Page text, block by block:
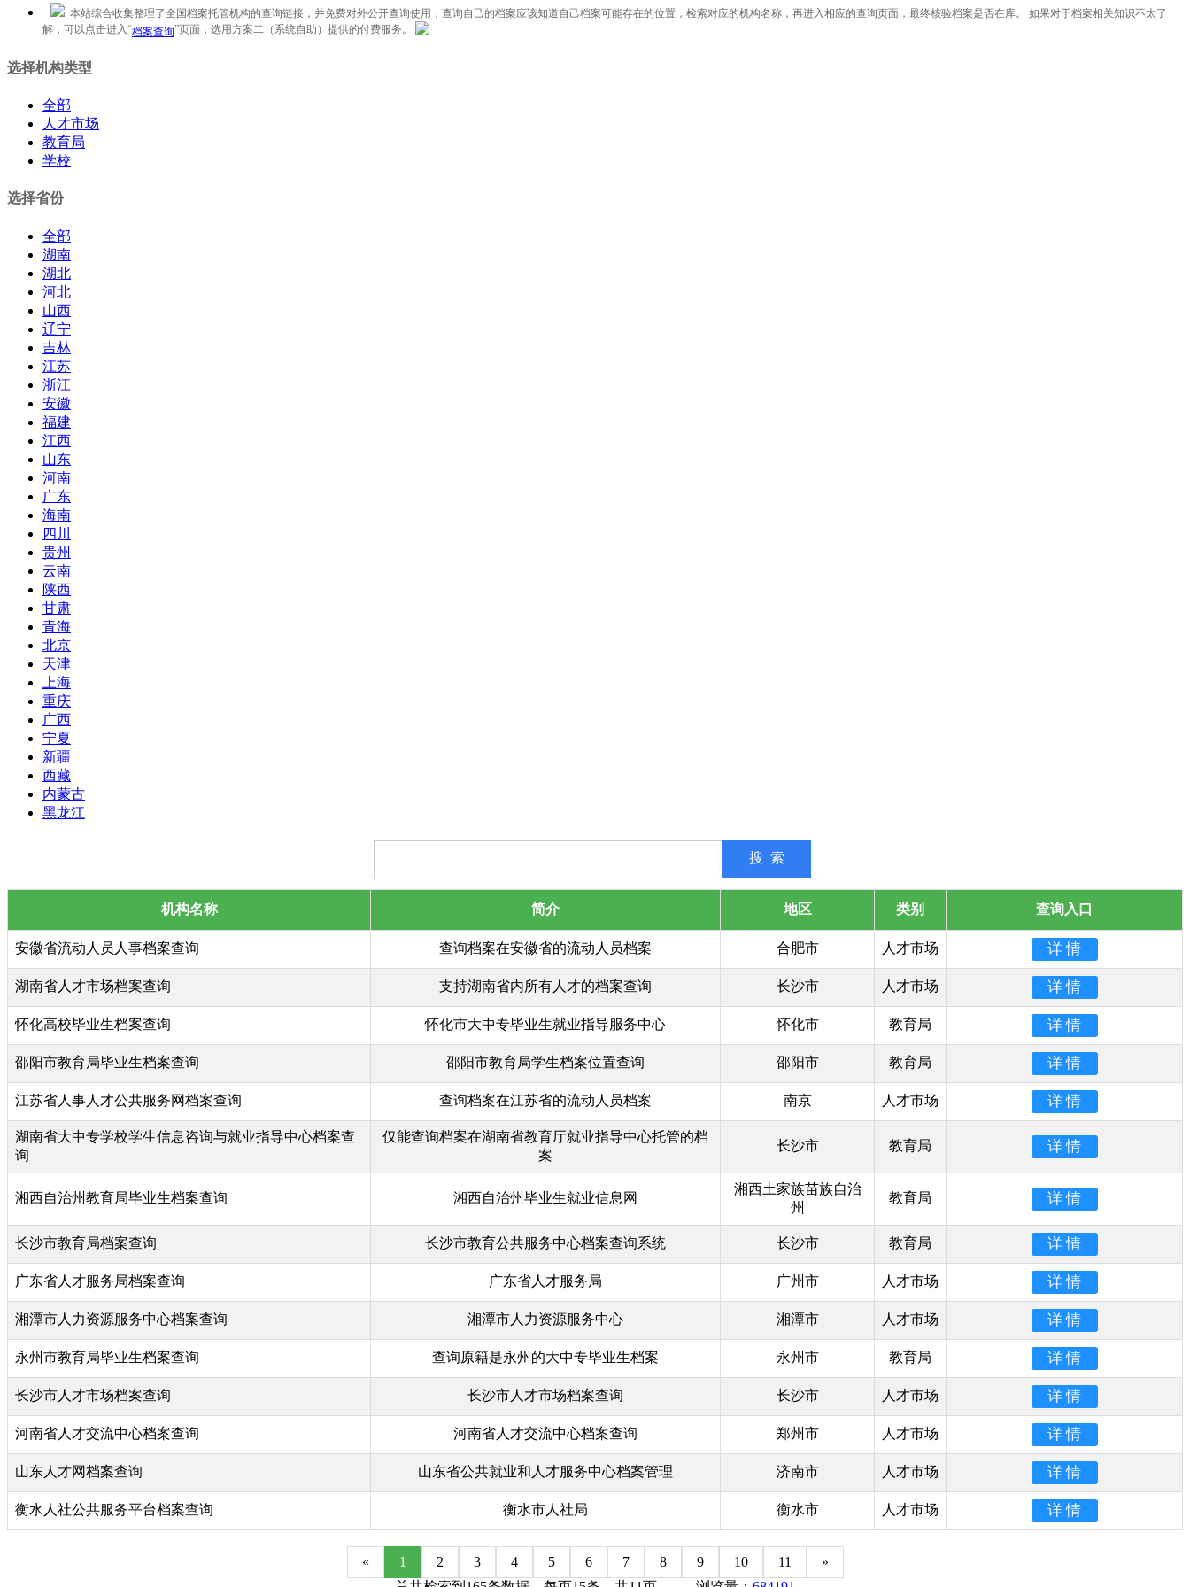
本站综合收集整理了全国档案托管机构的查询链接，并免费对外公开查询使用，查询自己的档案应该知道自己档案可能存在的位置，检索对应的机构名称，再进入相应的查询页面，最终核验档案是否在库。 如果对于档案相关知识不太了
解，可以点击进入“档案查询”页面，选用方案二（系统自助）提供的付费服务。
选择机构类型
全部
人才市场
教育局
学校
选择省份
全部
湖南
湖北
河北
山西
辽宁
吉林
江苏
浙江
安徽
福建
江西
山东
河南
广东
海南
四川
贵州
云南
陕西
甘肃
青海
北京
天津
上海
重庆
广西
宁夏
新疆
西藏
内蒙古
黑龙江
机构名称 简介 地区 类别 查询入口
安徽省流动人员人事档案查询 查询档案在安徽省的流动人员档案 合肥市 人才市场
湖南省人才市场档案查询 支持湖南省内所有人才的档案查询 长沙市 人才市场
怀化高校毕业生档案查询 怀化市大中专毕业生就业指导服务中心 怀化市 教育局
邵阳市教育局毕业生档案查询 邵阳市教育局学生档案位置查询 邵阳市 教育局
江苏省人事人才公共服务网档案查询 查询档案在江苏省的流动人员档案 南京 人才市场
湖南省大中专学校学生信息咨询与就业指导中心档案查
询
仅能查询档案在湖南省教育厅就业指导中心托管的档
案
长沙市 教育局
湘西自治州教育局毕业生档案查询 湘西自治州毕业生就业信息网
湘西土家族苗族自治
州
教育局
长沙市教育局档案查询 长沙市教育公共服务中心档案查询系统 长沙市 教育局
广东省人才服务局档案查询 广东省人才服务局 广州市 人才市场
湘潭市人力资源服务中心档案查询 湘潭市人力资源服务中心 湘潭市 人才市场
永州市教育局毕业生档案查询 查询原籍是永州的大中专毕业生档案 永州市 教育局
长沙市人才市场档案查询 长沙市人才市场档案查询 长沙市 人才市场
河南省人才交流中心档案查询 河南省人才交流中心档案查询 郑州市 人才市场
山东人才网档案查询 山东省公共就业和人才服务中心档案管理 济南市 人才市场
衡水人社公共服务平台档案查询 衡水市人社局 衡水市 人才市场
« 1 2 3 4 5 6 7 8 9 10 11
»